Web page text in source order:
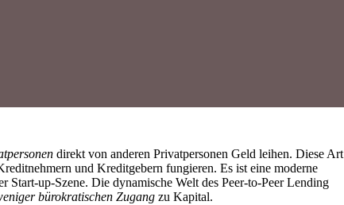
direkt von anderen Privatpersonen Geld leihen. Diese Art
und Kreditgebern fungieren. Es ist eine moderne
up-Szene. Die dynamische Welt des Peer-to-Peer Lending
bürokratischen Zugang zu Kapital.